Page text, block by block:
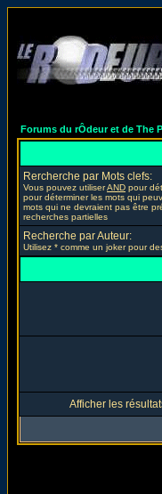
Forums du rÔdeur et de The
Rercherche par Mots clefs:
Vous pouvez utiliserAND pour
pour déterminer les mots qui
mots qui ne devraient pas être
recherches partielles
Recherche par Auteur:
Utilisez * comme un joker pour
Afficher les